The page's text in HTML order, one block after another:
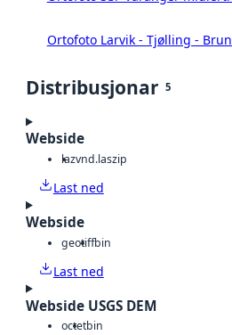
Ortofoto Larvik - Tjølling -
Distribusjonar 5
Webside
lazvnd.laszip
Last ned
Webside
geotiffbin
Last ned
Webside USGS DEM
octetbin